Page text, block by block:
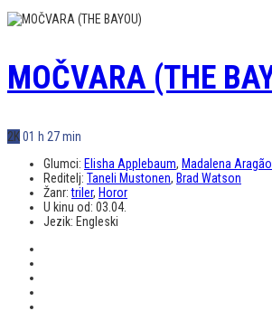
MOČVARA (THE
2K01 h 27 min
Glumci: Elisha Applebaum, Madalena Aragão
Reditelj: Taneli Mustonen, Brad Watson
Žanr:triler, Horor
U kinu od: 03.04.
Jezik: Engleski